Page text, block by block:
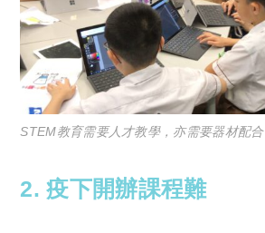
STEM教育需要人才教學，亦需要器材配合
2. 疫下開辦課程難